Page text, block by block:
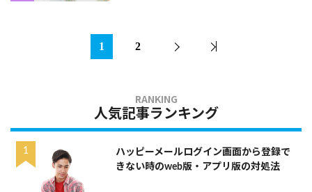
1 2
人気記事ランキング
ハッピーメールログイン画面から登録で
きない時のweb版・アプリ版の対処法